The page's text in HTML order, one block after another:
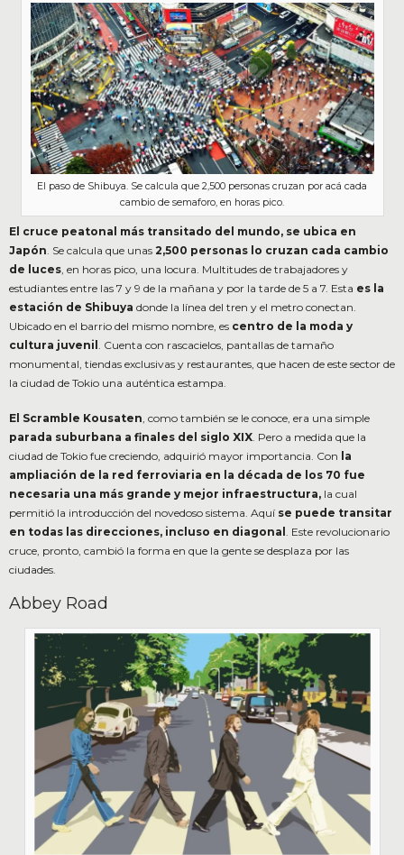
El paso de Shibuya. Se calcula que 2,500 personas cruzan por acá cada
cambio de semaforo, en horas pico.
El cruce peatonal más transitado del mundo, se ubica en
Japón . Se calcula que unas 2,500 personas lo cruzan cada cambio
de luces , en horas pico, una locura. Multitudes de trabajadores y
estudiantes entre las 7 y 9 de la mañana y por la tarde de 5 a 7. Esta es la
estación de Shibuya donde la línea del tren y el metro conectan.
Ubicado en el barrio del mismo nombre, es centro de la moda y
cultura juvenil
. Cuenta con rascacielos, pantallas de tamaño
monumental, tiendas exclusivas y restaurantes, que hacen de este sector de
la ciudad de Tokio una auténtica estampa.
El Scramble Kousaten , como también se le conoce, era una simple
parada suburbana a finales del siglo XIX . Pero a medida que la
ciudad de Tokio fue creciendo, adquirió mayor importancia. Con la
ampliación de la red ferroviaria en la década de los 70 fue
necesaria una más grande y mejor infraestructura, la cual
permitió la introducción del novedoso sistema. Aquí se puede transitar
en todas las direcciones, incluso en diagonal
. Este revolucionario
cruce, pronto, cambió la forma en que la gente se desplaza por las
ciudades.
Abbey Road